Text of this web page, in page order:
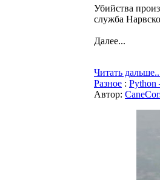
Убийства
служба
Далее...
Читать
Разное : Python
Автор: